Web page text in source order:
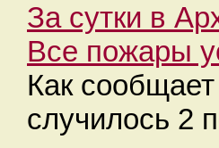
За сутки в
Все пожары
Как
случилось 2